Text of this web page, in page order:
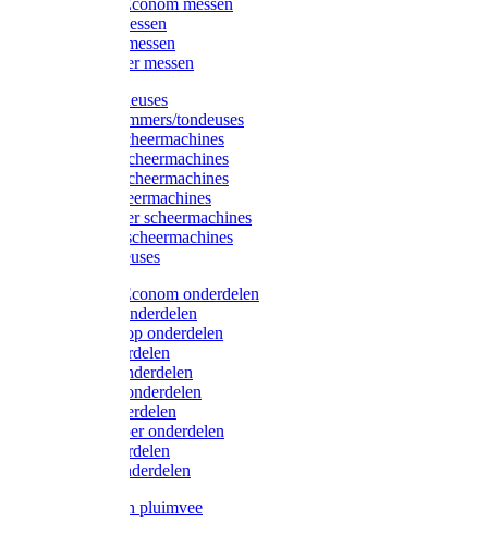
Aesculap/Econom messen
Heiniger messen
Constanta messen
FarmClipper messen
Moser tondeuses
Overige trimmers/tondeuses
Heiniger scheermachines
Hauptner scheermachines
Aesculap scheermachines
Liscop scheermachines
FarmClipper scheermachines
Constanta scheermachines
Wahl tondeuses
Aesculap/Econom onderdelen
Hauptner onderdelen
Lister/Liscop onderdelen
Eider onderdelen
Heiniger onderdelen
Constanta onderdelen
Moser onderdelen
Farm Clipper onderdelen
Oster onderdelen
TailWell onderdelen
Voerbakken pluimvee